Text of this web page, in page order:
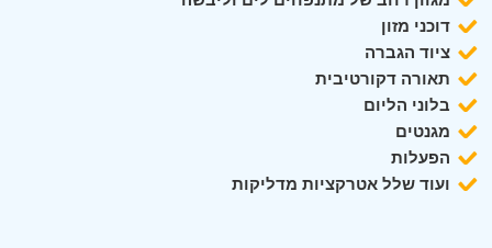
דוכני מזון
ציוד הגברה
תאורה דקורטיבית
בלוני הליום
מגנטים
הפעלות
ועוד שלל אטרקציות מדליקות